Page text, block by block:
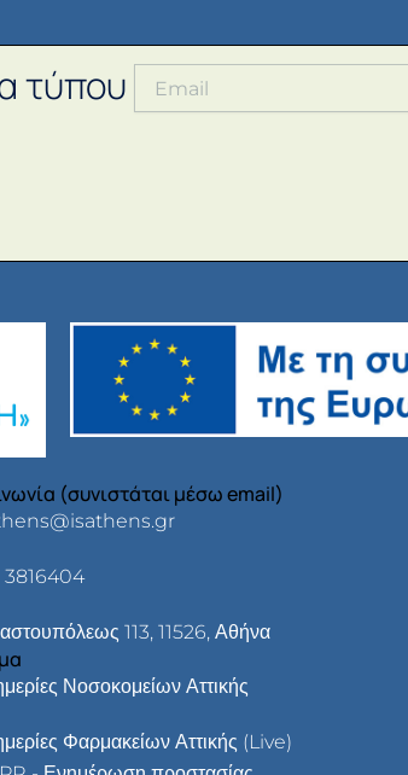
τύπου
(συνιστάται μέσω email)
3816404
113, 11526, Αθήνα
Νοσοκομείων Αττικής
Φαρμακείων Αττικής (Live)